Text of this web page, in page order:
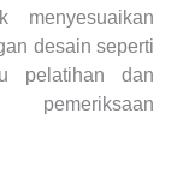
menyesuaikan
desain seperti
pelatihan dan
pemeriksaan